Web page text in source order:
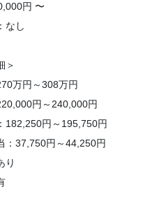
円 〜
なし
＞
万円～308万円
円～240,000円
182,250円～195,750円
：37,750円～44,250円
り